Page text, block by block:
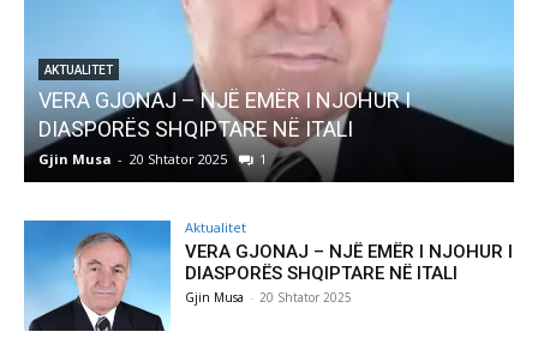
AKTUALITET
Pregaditi Gjin Musa-Rome- Shtator 2025
Gjin Musa - 8 Shtator 2025 0
Aktualitet
VERA GJONAJ – NJË EMËR I NJOHUR I
DIASPORËS SHQIPTARE NË ITALI
Gjin Musa - 20 Shtator 2025